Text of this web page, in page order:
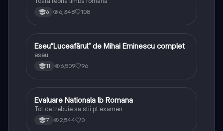
6 6,348 108
Limba și literatura română
Eseu”Luceafărul” de Mihai Eminescu complet
eseu
11 6,509 96
Limba și literatura română
Evaluare Nationala lb Romana
Tot ce trebuie sa stii pt examen
7 2,544 0